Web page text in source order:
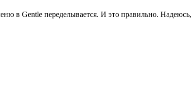
в Gentle переделывается. И это правильно.